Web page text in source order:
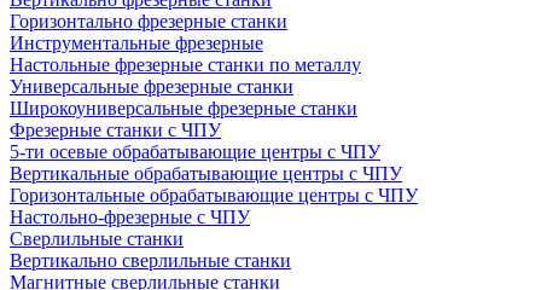
Горизонтально фрезерные станки
Инструментальные фрезерные
Настольные фрезерные станки по металлу
Универсальные фрезерные станки
Широкоуниверсальные фрезерные станки
Фрезерные станки с ЧПУ
5-ти осевые обрабатывающие центры с ЧПУ
Вертикальные обрабатывающие центры с ЧПУ
Горизонтальные обрабатывающие центры с ЧПУ
Настольно-фрезерные с ЧПУ
Сверлильные станки
Вертикально сверлильные станки
Магнитные сверлильные станки